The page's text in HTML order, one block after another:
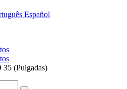
Español
(Pulgadas)